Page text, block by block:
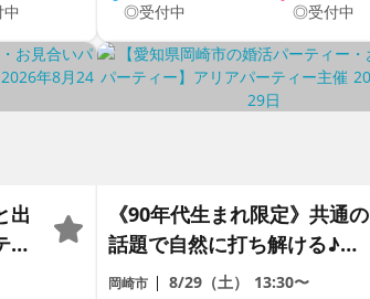
◎受付中
◎受付中
出
ィ
《90年代生まれ限定》共通の
話題で自然に打ち解ける♪必
ず全員と話せる安心進行！
岡崎市 8/29（土） 13:30〜